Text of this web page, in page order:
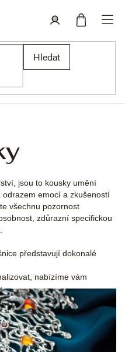
Hledat
jsou to kousky umění
emocí a zkušeností
všechnu pozornost
zdůrazní specifickou
představují dokonalé
nabízíme vám